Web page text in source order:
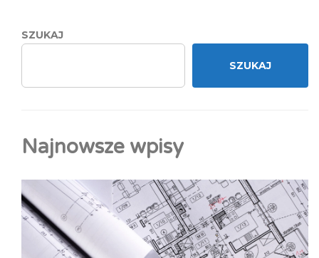
SZUKAJ
SZUKAJ
Najnowsze wpisy